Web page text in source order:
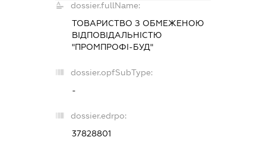
dossier.fullName:
ТОВАРИСТВО З ОБМЕЖЕНОЮ
ВІДПОВІДАЛЬНІСТЮ
"ПРОМПРОФІ-БУД"
dossier.opfSubType:
-
dossier.edrpo:
37828801